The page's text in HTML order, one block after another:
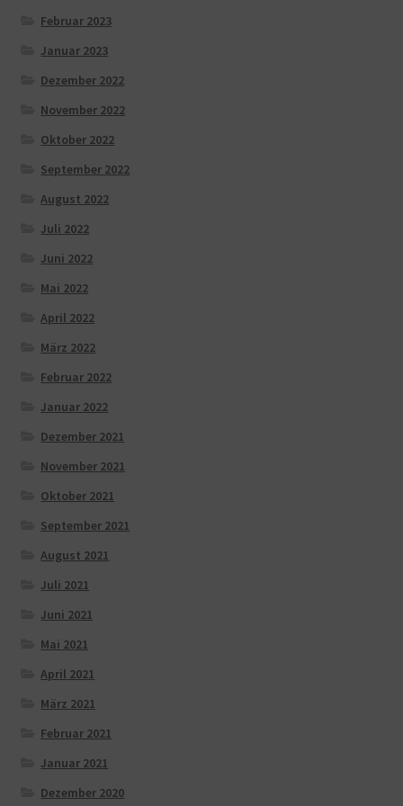
Februar 2023
Januar 2023
Dezember 2022
November 2022
Oktober 2022
September 2022
August 2022
Juli 2022
Juni 2022
Mai 2022
April 2022
März 2022
Februar 2022
Januar 2022
Dezember 2021
November 2021
Oktober 2021
September 2021
August 2021
Juli 2021
Juni 2021
Mai 2021
April 2021
März 2021
Februar 2021
Januar 2021
Dezember 2020